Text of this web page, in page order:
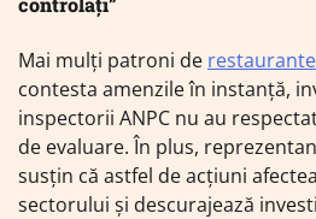
Mai mulți patroni de restaurante
contesta amenzile în instanță,
inspectorii ANPC nu au
de evaluare. În plus,
susțin că astfel de acțiuni
sectorului și descurajează